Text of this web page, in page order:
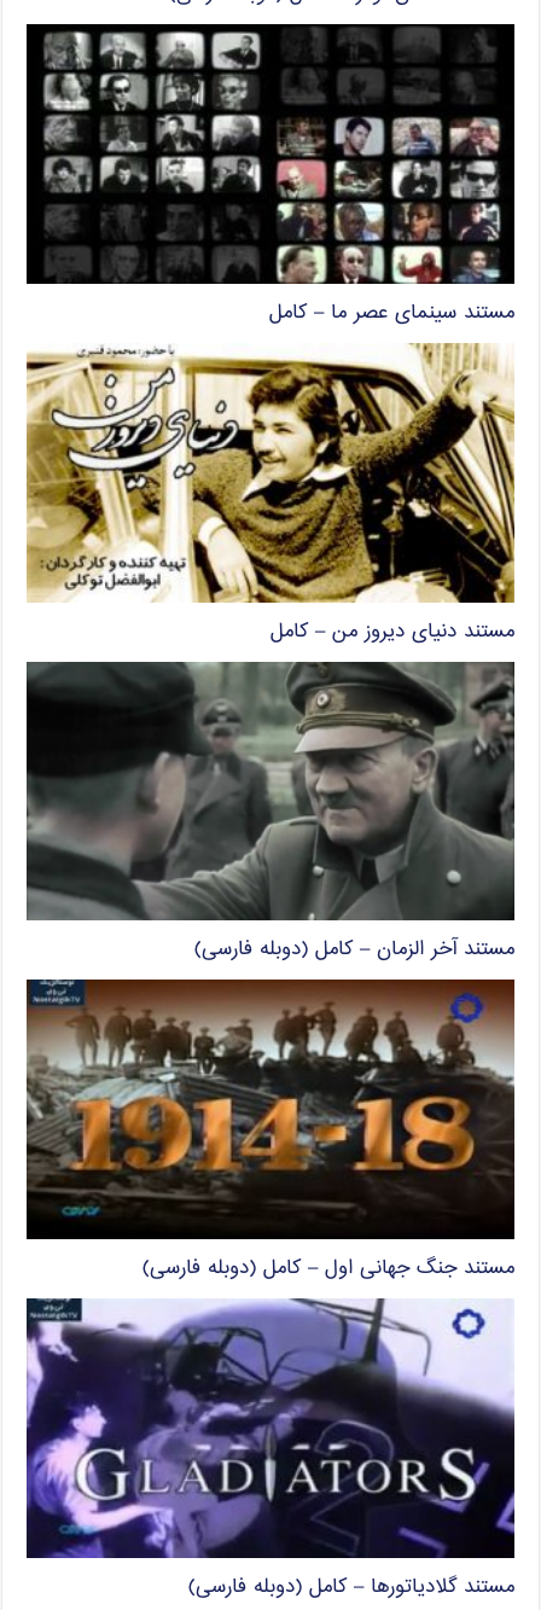
مستند سینمای عصر ما – کامل
مستند دنیای دیروز من – کامل
مستند آخر الزمان – کامل (دوبله فارسی)
مستند جنگ جهانی اول – کامل (دوبله فارسی)
مستند گلادیاتورها – کامل (دوبله فارسی)